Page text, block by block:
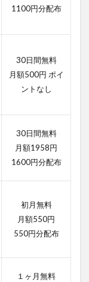
1100円分配布
30日間無料
月額500円 ポイ
ントなし
30日間無料
月額1958円
1600円分配布
初月無料
月額550円
550円分配布
１ヶ月無料